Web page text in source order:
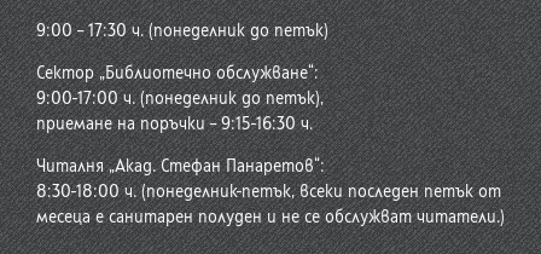
9:00 – 17:30 ч. (понеделник до петък)
Сектор „Библиотечно обслужване“:
9:00-17:00 ч. (понеделник до петък),
приемане на поръчки – 9:15-16:30 ч.
Читалня „Акад. Стефан Панаретов“:
8:30-18:00 ч. (понеделник-петък, всеки последен петък от
месеца е санитарен полуден и не се обслужват читатели.)